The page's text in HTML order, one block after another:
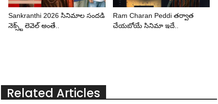
Sankranthi 2026 సినిమాల సందడి
నెక్స్ట్ లెవెల్ అంతే..
Ram Charan Peddi తర్వాత
చేయబోయే సినిమా ఇదే..
Related Articles